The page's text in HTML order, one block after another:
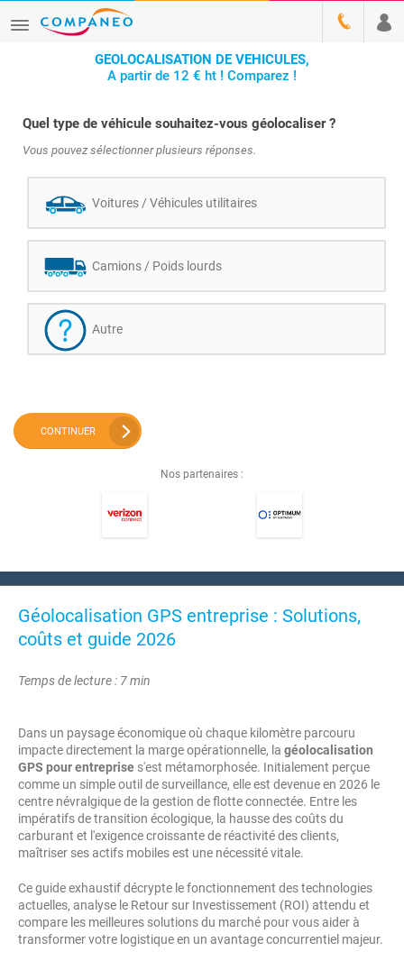
GEOLOCALISATION DE VEHICULES,
A partir de 12 € ht ! Comparez !
Quel type de véhicule souhaitez-vous géolocaliser ?
Vous pouvez sélectionner plusieurs réponses.
Voitures / Véhicules utilitaires
Camions / Poids lourds
Autre
CONTINUER
Nos partenaires :
Géolocalisation GPS entreprise : Solutions,
coûts et guide 2026
Temps de lecture : 7 min
Dans un paysage économique où chaque kilomètre parcouru
impacte directement la marge opérationnelle, la géolocalisation
GPS pour entreprise s'est métamorphosée. Initialement perçue
comme un simple outil de surveillance, elle est devenue en 2026 le
centre névralgique de la gestion de flotte connectée. Entre les
impératifs de transition écologique, la hausse des coûts du
carburant et l'exigence croissante de réactivité des clients,
maîtriser ses actifs mobiles est une nécessité vitale.
Ce guide exhaustif décrypte le fonctionnement des technologies
actuelles, analyse le Retour sur Investissement (ROI) attendu et
compare les meilleures solutions du marché pour vous aider à
transformer votre logistique en un avantage concurrentiel majeur.